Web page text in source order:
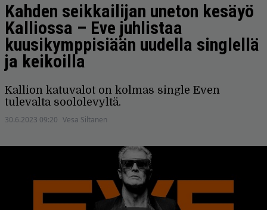
Kahden seikkailijan uneton kesäyö
Kalliossa – Eve juhlistaa
kuusikymppisiään uudella singlellä
ja keikoilla
Kallion katuvalot on kolmas single Even
tulevalta soololevyltä.
30.6.2023 09:20 Vesa Siltanen